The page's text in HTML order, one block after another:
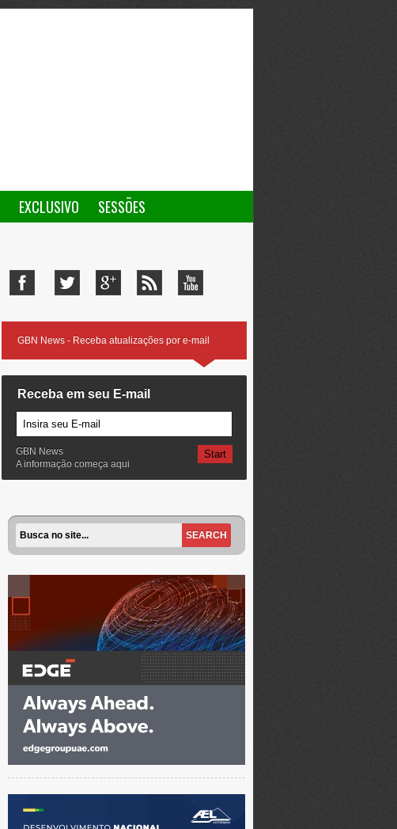
EXCLUSIVO
SESSÕES
GBN News - Receba atualizações por e-mail
Receba em seu E-mail
GBN News
A informação começa aqui